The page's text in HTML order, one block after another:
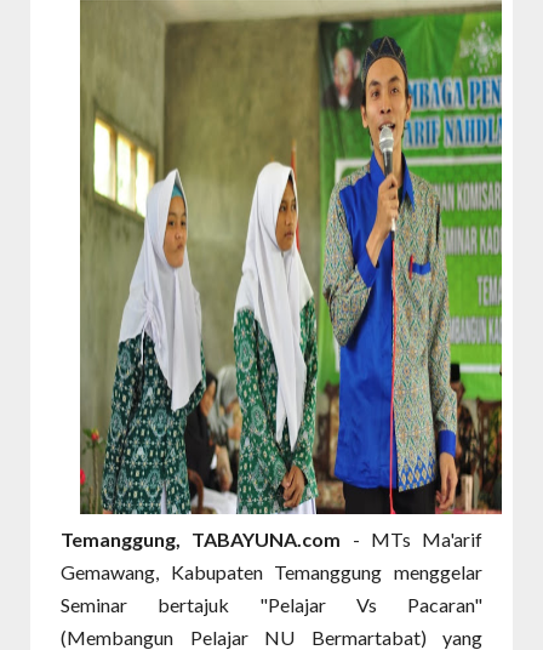
Temanggung, TABAYUNA.com - MTs Ma'arif
Gemawang, Kabupaten Temanggung menggelar
Seminar bertajuk "Pelajar Vs Pacaran"
(Membangun Pelajar NU Bermartabat) yang